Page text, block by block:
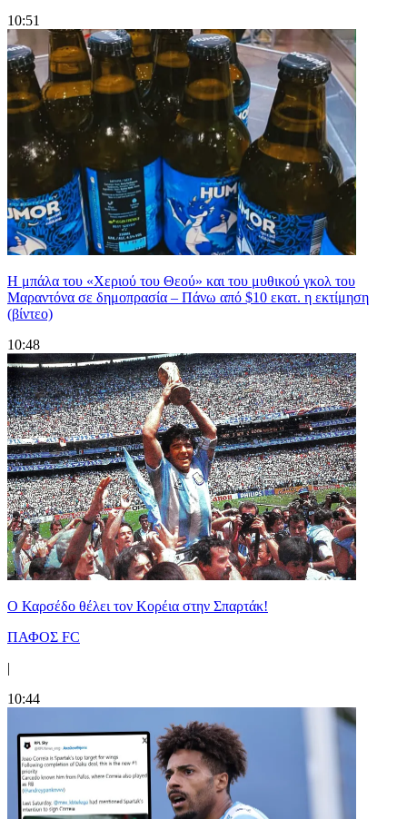
10:51
Η μπάλα του «Χεριού του Θεού» και του μυθικού γκολ του
Μαραντόνα σε δημοπρασία – Πάνω από $10 εκατ. η εκτίμηση
(βίντεο)
10:48
Ο Καρσέδο θέλει τον Κορέια στην Σπαρτάκ!
ΠΑΦΟΣ FC
|
10:44